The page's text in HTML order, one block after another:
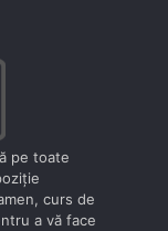
pe toate
curs de
a vă face